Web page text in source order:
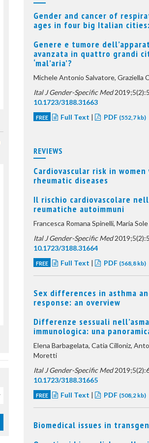
Gender and cancer of
ages in four big Italian
Genere e tumore
avanzata in quattro grandi
‘mal’aria’?
Michele Antonio Salvatore, Graziella
Ital J Gender-Specific Med
10.1723/3188.31663
FREE Full Text | PDF (552,7 kb)
REVIEWS
Cardiovascular risk in
rheumatic diseases
Il rischio cardiovascolare
reumatiche autoimmuni
Francesca Romana Spinelli, Maria
Ital J Gender-Specific Med
10.1723/3188.31664
FREE Full Text | PDF (568,8 kb)
Sex differences in asthma
response: an overview
Differenze sessuali
immunologica: una
Elena Barbagelata, Catia Cilloniz,
Moretti
Ital J Gender-Specific Med
10.1723/3188.31665
FREE Full Text | PDF (508,2 kb)
Biomedical issues in